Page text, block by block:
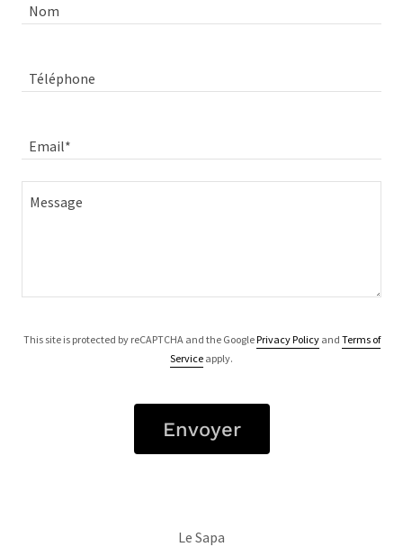
Nom
Téléphone
Email*
This site is protected by reCAPTCHA and the GooglePrivacy Policyand Terms of
Service apply.
Envoyer
Le Sapa